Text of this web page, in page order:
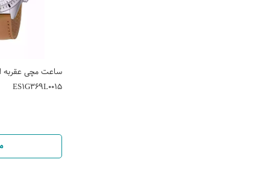
ساعت مچی عقربه
ES1G369L0015